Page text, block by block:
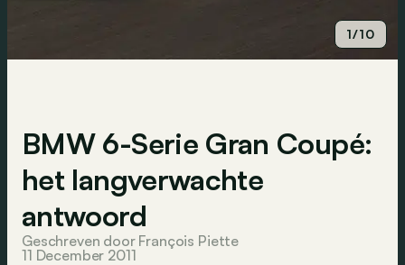
1/10
BMW 6-Serie Gran Coupé:
het langverwachte
antwoord
Geschreven door François Piette
11 December 2011